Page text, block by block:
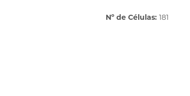
Nº de Células: 181